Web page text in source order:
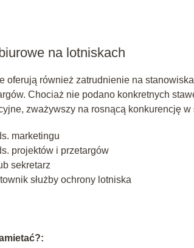
na lotniskach
oferują również zatrudnienie na
Chociaż nie podano konkretnych
zważywszy na rosnącą konkurencję w
marketingu
projektów i przetargów
sekretarz
służby ochrony lotniska